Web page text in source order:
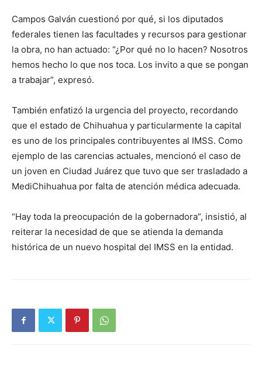
Campos Galván cuestionó por qué, si los diputados
federales tienen las facultades y recursos para gestionar
la obra, no han actuado: “¿Por qué no lo hacen? Nosotros
hemos hecho lo que nos toca. Los invito a que se pongan
a trabajar”, expresó.
También enfatizó la urgencia del proyecto, recordando
que el estado de Chihuahua y particularmente la capital
es uno de los principales contribuyentes al IMSS. Como
ejemplo de las carencias actuales, mencionó el caso de
un joven en Ciudad Juárez que tuvo que ser trasladado a
MediChihuahua por falta de atención médica adecuada.
“Hay toda la preocupación de la gobernadora”, insistió, al
reiterar la necesidad de que se atienda la demanda
histórica de un nuevo hospital del IMSS en la entidad.